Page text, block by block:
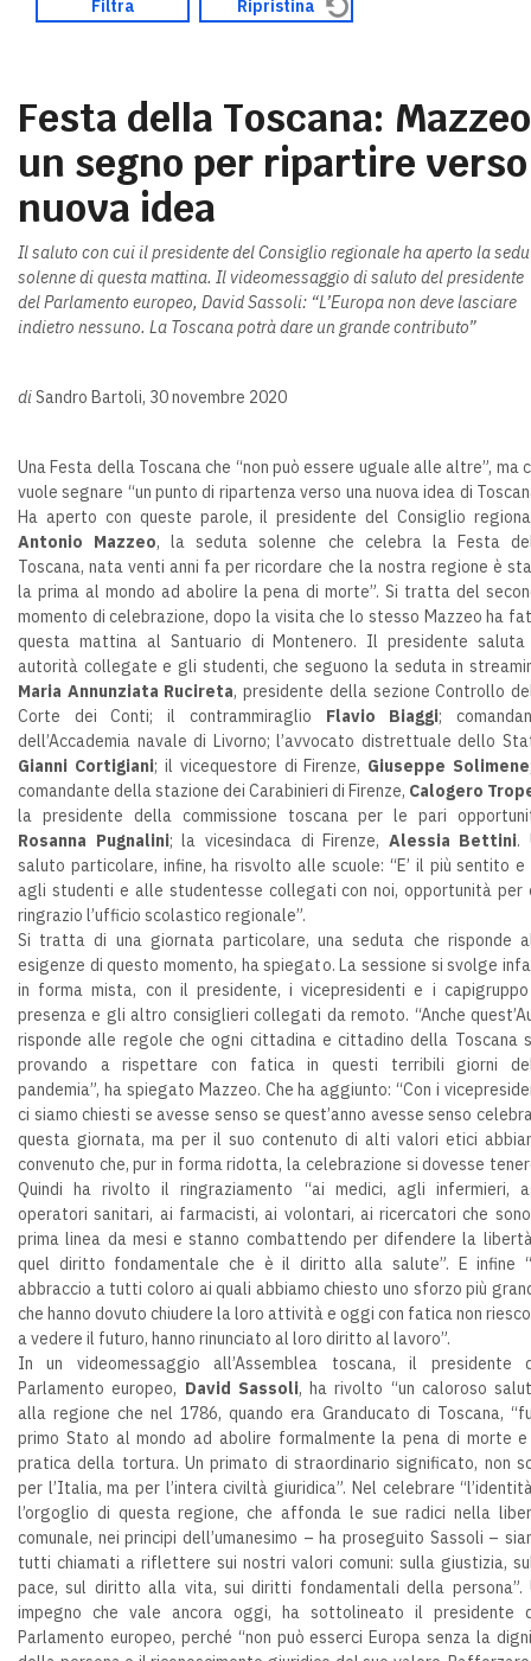
Festa della Toscana:
un segno per ripartire verso
nuova idea
Il saluto con cui il presidente del Consiglio regionale ha aperto la
solenne di questa mattina. Il videomessaggio di saluto del presidente
del Parlamento europeo, David Sassoli: “L’Europa non deve lasciare
indietro nessuno. La Toscana potrà dare un grande contributo”
diSandro Bartoli, 30 novembre 2020
Una Festa della Toscana che “non può essere uguale alle altre”, ma
vuole segnare “un punto di ripartenza verso una nuova idea di
Ha aperto con queste parole, il presidente del Consiglio
Antonio Mazzeo, la seduta solenne che celebra la Festa
Toscana, nata venti anni fa per ricordare che la nostra regione è
la prima al mondo ad abolire la pena di morte”. Si tratta del
momento di celebrazione, dopo la visita che lo stesso Mazzeo ha
questa mattina al Santuario di Montenero. Il presidente
autorità collegate e gli studenti, che seguono la seduta in
Maria Annunziata Rucireta, presidente della sezione Controllo
Corte dei Conti; il contrammiraglio Flavio Biaggi;
dell’Accademia navale di Livorno; l’avvocato distrettuale dello
Gianni Cortigiani; il vicequestore di Firenze, Giuseppe Solimene
comandante della stazione dei Carabinieri di Firenze, Calogero
la presidente della commissione toscana per le pari
Rosanna Pugnalini; la vicesindaca di Firenze, Alessia Bettini.
saluto particolare, infine, ha risvolto alle scuole: “E’ il più sentito e
agli studenti e alle studentesse collegati con noi, opportunità per
ringrazio l’ufficio scolastico regionale”.
Si tratta di una giornata particolare, una seduta che risponde
esigenze di questo momento, ha spiegato. La sessione si svolge
in forma mista, con il presidente, i vicepresidenti e i
presenza e gli altro consiglieri collegati da remoto. “Anche
risponde alle regole che ogni cittadina e cittadino della Toscana
provando a rispettare con fatica in questi terribili giorni
pandemia”, ha spiegato Mazzeo. Che ha aggiunto: “Con i
ci siamo chiesti se avesse senso se quest’anno avesse senso
questa giornata, ma per il suo contenuto di alti valori etici
convenuto che, pur in forma ridotta, la celebrazione si dovesse
Quindi ha rivolto il ringraziamento “ai medici, agli infermieri,
operatori sanitari, ai farmacisti, ai volontari, ai ricercatori che
prima linea da mesi e stanno combattendo per difendere la
quel diritto fondamentale che è il diritto alla salute”. E infine
abbraccio a tutti coloro ai quali abbiamo chiesto uno sforzo più
che hanno dovuto chiudere la loro attività e oggi con fatica non
a vedere il futuro, hanno rinunciato al loro diritto al lavoro”.
In un videomessaggio all’Assemblea toscana, il presidente
Parlamento europeo, David Sassoli, ha rivolto “un caloroso
alla regione che nel 1786, quando era Granducato di Toscana,
primo Stato al mondo ad abolire formalmente la pena di morte
pratica della tortura. Un primato di straordinario significato, non
per l’Italia, ma per l’intera civiltà giuridica”. Nel celebrare
l’orgoglio di questa regione, che affonda le sue radici nella
comunale, nei principi dell’umanesimo – ha proseguito Sassoli –
tutti chiamati a riflettere sui nostri valori comuni: sulla giustizia,
pace, sul diritto alla vita, sui diritti fondamentali della persona”.
impegno che vale ancora oggi, ha sottolineato il presidente
Parlamento europeo, perché “non può esserci Europa senza la